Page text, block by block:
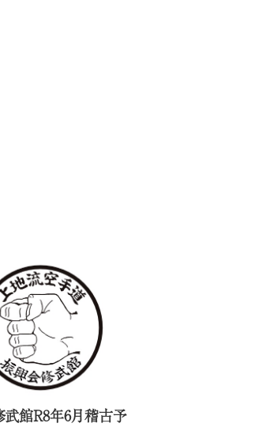
館R8年6月稽古予